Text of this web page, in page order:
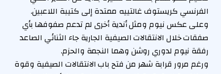
الفرنسي كريستوف غالتييه ممتدة إلى كتيبة اللاعبين.
وعلى عكس نيوم ومثل أندية أخرى لم تدعم صفوفها بأي
صفقات خلال الانتقالات الصيفية الجارية جاء الثنائي الصاعد
رفقة نيوم لدوري روشن وهما النجمة والحزم.
ورغم مرور قرابة شهر من فتح باب الانتقالات الصيفية وقوة